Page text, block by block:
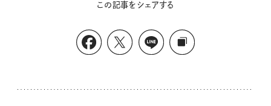
この記事をシェアする